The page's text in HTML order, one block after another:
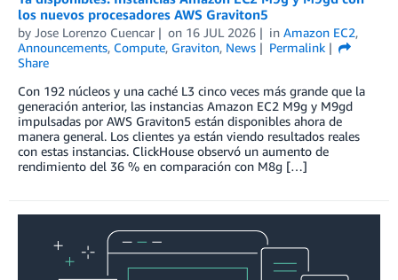
los nuevos procesadores AWS Graviton5
by Jose Lorenzo Cuencar on 16 JUL 2026 in Amazon EC2,
Announcements, Compute, Graviton, News
Permalink
Share
Con 192 núcleos y una caché L3 cinco veces más grande que la
generación anterior, las instancias Amazon EC2 M9g y M9gd
impulsadas por AWS Graviton5 están disponibles ahora de
manera general. Los clientes ya están viendo resultados reales
con estas instancias. ClickHouse observó un aumento de
rendimiento del 36 % en comparación con M8g […]